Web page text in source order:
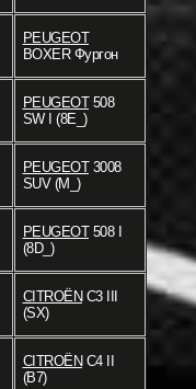
PEUGEOT
BOXER Фургон
PEUGEOT508
SW I (8E_)
PEUGEOT3008
SUV (M_)
PEUGEOT508 I
(8D_)
CITROËN C3 III
(SX)
CITROËN C4 II
(B7)